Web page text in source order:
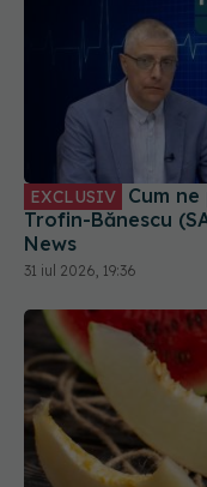
EXCLUSIV
Trofin-Bănescu
News
31 iul 2026, 19:36